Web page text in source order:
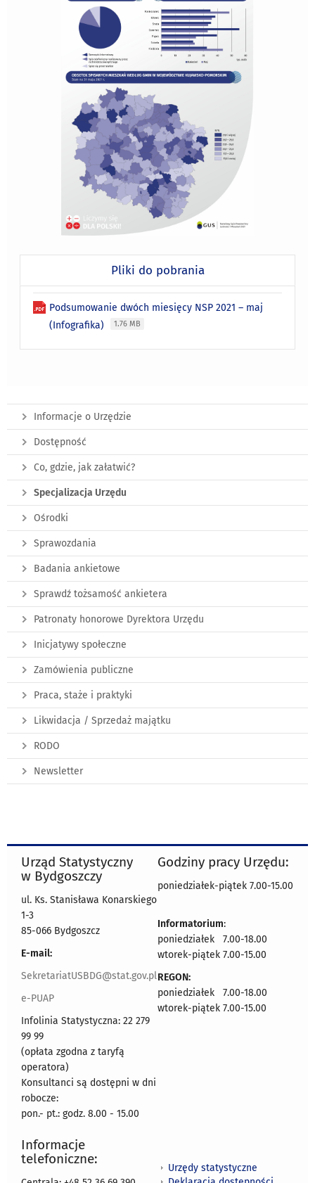
Pliki do pobrania
Podsumowanie dwóch miesięcy NSP 2021 – maj
(Infografika)
1.76 MB
Informacje o Urzędzie
Dostępność
Co, gdzie, jak załatwić?
Specjalizacja Urzędu
Ośrodki
Sprawozdania
Badania ankietowe
Sprawdź tożsamość ankietera
Patronaty honorowe Dyrektora Urzędu
Inicjatywy społeczne
Zamówienia publiczne
Praca, staże i praktyki
Likwidacja / Sprzedaż majątku
RODO
Newsletter
Urząd Statystyczny
w Bydgoszczy
ul. Ks. Stanisława Konarskiego
1-3
85-066 Bydgoszcz
E-mail:
SekretariatUSBDG@stat.gov.pl
e-PUAP
Infolinia Statystyczna: 22 279
99 99
(opłata zgodna z taryfą
operatora)
Konsultanci są dostępni w dni
robocze:
pon.- pt.: godz. 8.00 - 15.00
Godziny pracy Urzędu:
poniedziałek-piątek 7.00-15.00
Informatorium:
poniedziałek 7.00-18.00
wtorek-piątek 7.00-15.00
REGON:
poniedziałek 7.00-18.00
wtorek-piątek 7.00-15.00
Informacje
telefoniczne:
Urzędy statystyczne